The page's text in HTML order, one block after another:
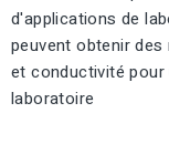
d'applications de
peuvent obtenir
et conductivité
laboratoire